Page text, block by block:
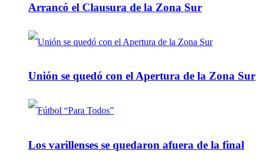
Arrancó el Clausura de la Zona Sur
Unión se quedó con el Apertura de la Zona Sur
Los varillenses se quedaron afuera de la final